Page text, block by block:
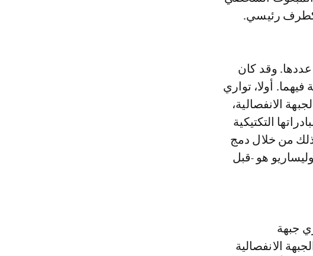
كطرف رئيسي.
وقد كان
أولا، تواري
الانفصالية،
التكتيكية
ذلك من خلال دمج
هو -قبل
جبهة
الانفصالية